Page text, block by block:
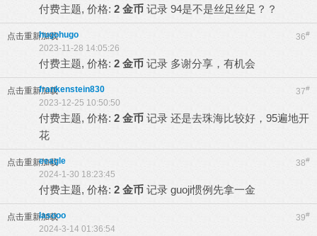
付费主题, 价格: 2 金币 记录 94是不是丝足丝足？？
点击重新加载 36#
hugohugo
2023-11-28 14:05:26
付费主题, 价格: 2 金币 记录 多谢分享，有机会
点击重新加载 37#
frankenstein830
2023-12-25 10:50:50
付费主题, 价格: 2 金币 记录 还是去珠海比较好，95遍地开
花
点击重新加载 38#
eeagle
2024-1-30 18:23:45
付费主题, 价格: 2 金币 记录 guoji惯例先拿一金
点击重新加载 39#
lasooo
2024-3-14 01:36:54